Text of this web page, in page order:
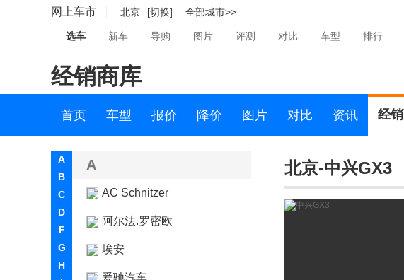
网上车市 北京 [切换] 全部城市>>
选车 新车 导购 图片 评测 对比 车型 排行
经销商库
首页 车型 报价 降价 图片 对比 资讯 经
A
B
C
D
F
G
H
A
AC Schnitzer
阿尔法.罗密欧
埃安
爱驰汽车
北京-中兴GX3